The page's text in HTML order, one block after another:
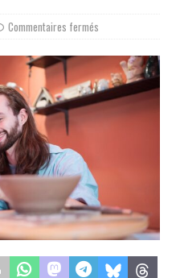
Commentaires fermés